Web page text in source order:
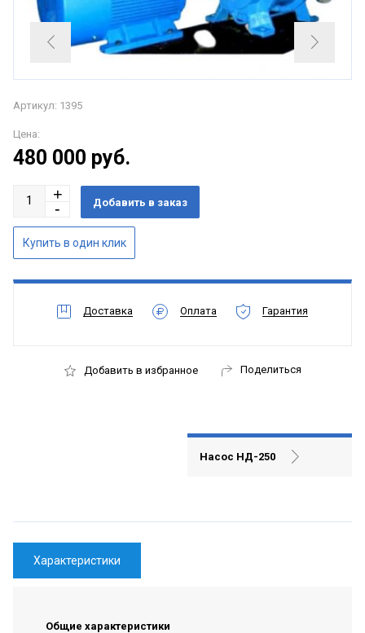
Артикул: 1395
Цена:
480 000 руб.
Доставка Оплата Гарантия
Добавить в избранное Поделиться
Насос НД-250
Характеристики
Общие характеристики